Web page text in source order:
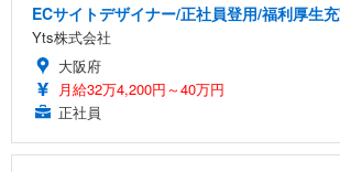
ECサイトデザイナー/正社員登用/福利厚生
Yts株式会社
大阪府
月給32万4,200円～40万円
正社員